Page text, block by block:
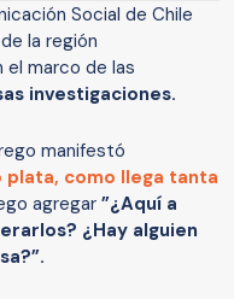
Social de Chile
la región
el marco de las
investigaciones.
manifestó
plata, como llega tanta
agregar ”¿Aquí a
¿Hay alguien